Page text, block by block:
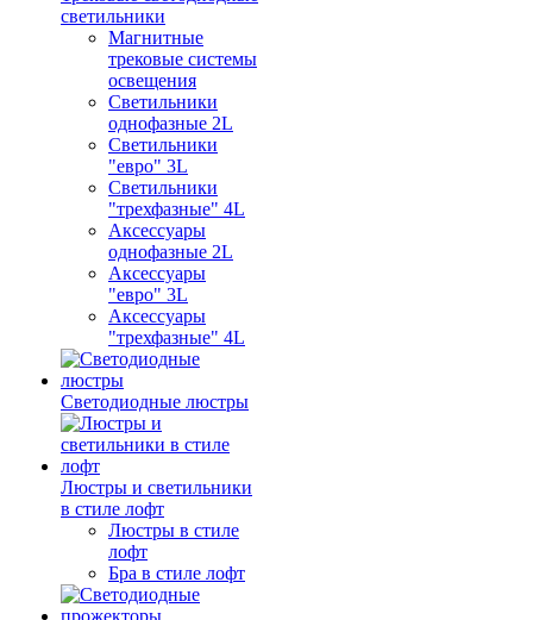
светильники
Магнитные
трековые системы
освещения
Светильники
однофазные 2L
Светильники
"евро" 3L
Светильники
"трехфазные" 4L
Аксессуары
однофазные 2L
Аксессуары
"евро" 3L
Аксессуары
"трехфазные" 4L
Светодиодные люстры
Люстры и светильники
в стиле лофт
Люстры в стиле
лофт
Бра в стиле лофт